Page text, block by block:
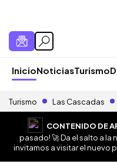
InicioNoticiasTurismo
Turismo Las Cascadas
CONTENIDO DE
pasado! 🚀 Da el salto a la
invitamos a visitar el nuevo